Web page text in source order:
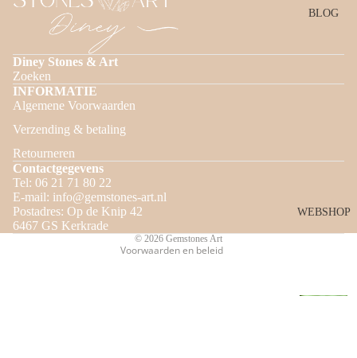
BLOG
WEBSHOP
Diney Stones & Art
Zoeken
INFORMATIE
Algemene Voorwaarden
Verzending & betaling
Retourneren
Contactgegevens
Tel: 06 21 71 80 22
E-mail: info@gemstones-art.nl
Postadres: Op de Knip 42
6467 GS Kerkrade
© 2026 Gemstones Art
Voorwaarden en beleid
Privacybeleid
Terugbetalingsbeleid
Contactgegevens
Algemene voorwaarden
Wettelijke kennisgeving